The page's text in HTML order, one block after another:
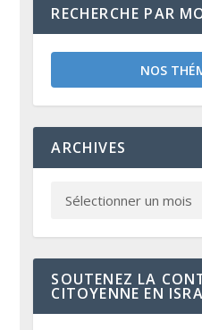
RECHERCHE PAR
NOS
ARCHIVES
SOUTENEZ LA
CITOYENNE EN